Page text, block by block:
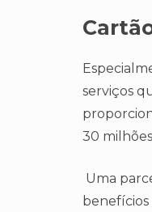
serviços
30
Uma
benefícios